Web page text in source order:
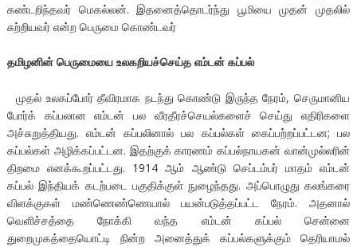
கண்டறிந்தவர் மெகல்லன். இதனைத்தொடர்ந்து பூமியை முதன் முதலில்
சுற்றியவர் என்ற பெருமை கொண்டவர்
தமிழனின் பெருமையை உலகறியச்செய்த எம்டன் கப்பல்
முதல் உலகப்போர் தீவிரமாக நடந்து கொண்டு இருந்த நேரம், செருமானிய
போர்க் கப்பலான எம்டன் பல வீரதீரச்செயல்களைச் செய்து எதிரிகளை
அச்சுறுத்தியது. எம்டன் கப்பலினால் பல கப்பல்கள் கைப்பற்றப்பட்டன; பல
கப்பல்கள் அழிக்கப்பட்டன. இதற்குக் காரணம் கப்பல்நாயகன் வான்முல்லரின்
திறமை எனக்கூறப்பட்டது. 1914 ஆம் ஆண்டு செப்டம்பர் மாதம் எம்டன்
கப்பல் இந்தியக் கடற்படை பகுதிக்குள் நுழைந்தது. அப்பொழுது கலங்கரை
விளக்குகள் மண்ணெண்ணெயால் பயன்படுத்தப்பட்ட நேரம். அதனால்
வெளிச்சத்தை நோக்கி வந்த எம்டன் கப்பல் சென்னை
துறைமுகத்தையொட்டி நின்ற அனைத்துக் கப்பல்களுக்கும் தெரியாமல்